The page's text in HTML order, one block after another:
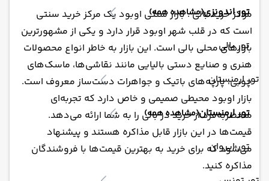
تور اندونزی(مشاهده همه)
تور بالی
تور ارمنستان
تور ارمنستان(مشاهده همه)
تور ایروان
مراکز خرید بالی : بازار سنتی اوبود یک مرکز خرید سنتی
است که در قلب شهر اوبود قرار دارد و یکی از مشهورترین
بازارهای محلی بالی است. این بازار به خاطر انواع محصولات
هنری و صنایع دستی بالیایی مانند نقاشی‌ها، ماسک‌های
چوبی، پارچه‌های باتیک و جواهرات دست‌ساز معروف است.
بازار اوبود محیطی صمیمی و خاص دارد که تجربه‌ای
منحصربه‌فرد از خرید در بالی را به شما ارائه می‌دهد.
قیمت‌ها در این بازار قابل مذاکره هستند و پیشنهاد
می‌شود که برای خرید به بهترین قیمت‌ها با فروشندگان
مذاکره کنید.